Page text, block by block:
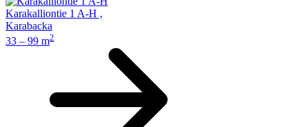
Karakalliontie 1 A-H ,
Karabacka
33 – 99 m2